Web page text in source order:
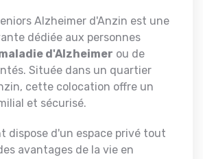
Alzheimer d'Anzin est une
dédiée aux personnes
d'Alzheimer ou de
Située dans un quartier
cette colocation offre un
et sécurisé.
dispose d'un espace privé tout
avantages de la vie en